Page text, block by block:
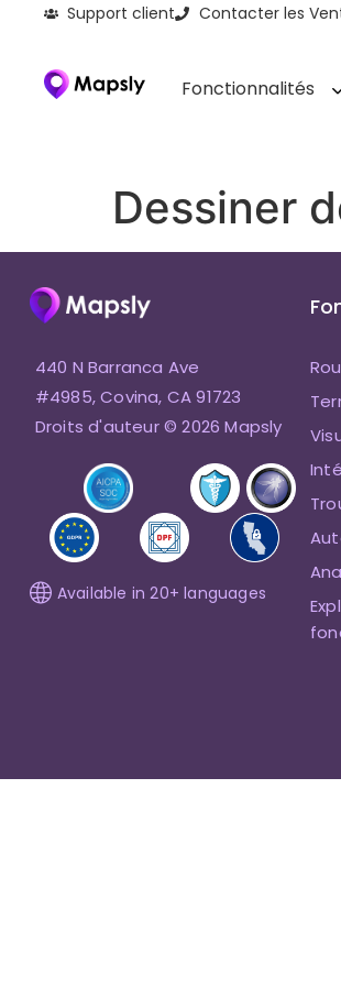
Support client Contacter les
Fonctionnalités
Dessiner
440 N Barranca Ave
#4985, Covina, CA 91723
Droits d'auteur © 2026 Mapsly
Available in 20+ languages